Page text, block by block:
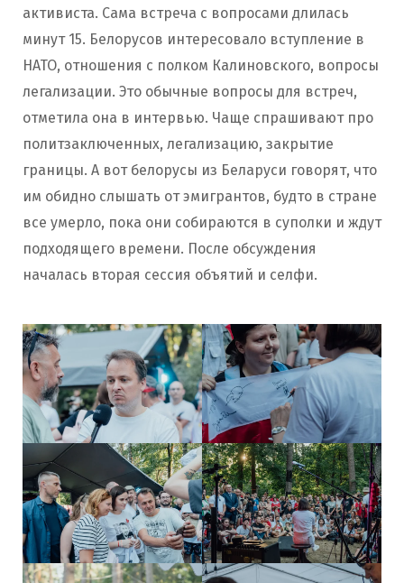
активиста. Сама встреча с вопросами длилась
минут 15. Белорусов интересовало вступление в
НАТО, отношения с полком Калиновского, вопросы
легализации. Это обычные вопросы для встреч,
отметила она в интервью. Чаще спрашивают про
политзаключенных, легализацию, закрытие
границы. А вот белорусы из Беларуси говорят, что
им обидно слышать от эмигрантов, будто в стране
все умерло, пока они собираются в суполки и ждут
подходящего времени. После обсуждения
началась вторая сессия объятий и селфи.